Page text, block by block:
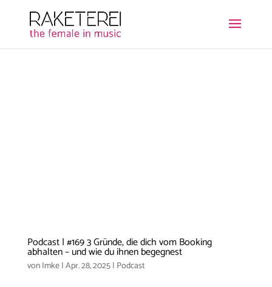
Podcast | #169 3 Gründe, die dich vom Booking
abhalten – und wie du ihnen begegnest
vonImke|Apr. 28, 2025| Podcast